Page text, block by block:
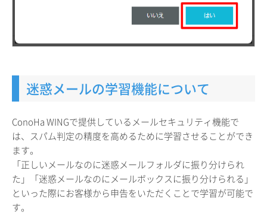
迷惑メールの学習機能について
ConoHa WINGで提供しているメールセキュリティ機能で
は、スパム判定の精度を高めるために学習させることができ
ます。
「正しいメールなのに迷惑メールフォルダに振り分けられ
た」「迷惑メールなのにメールボックスに振り分けられる」
といった際にお客様から申告をいただくことで学習が可能で
す。